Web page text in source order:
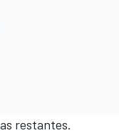
restantes.